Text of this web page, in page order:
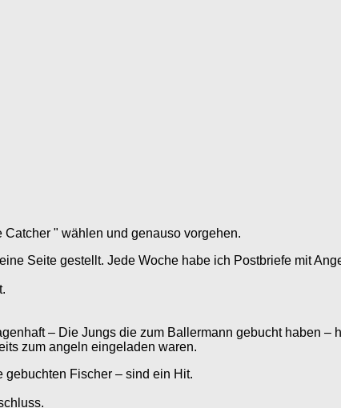
" wählen und genauso vorgehen.
Seite gestellt. Jede Woche habe ich Postbriefe mit
– Die Jungs die zum Ballermann gebucht haben
zum angeln eingeladen waren.
gebuchten Fischer – sind ein Hit.